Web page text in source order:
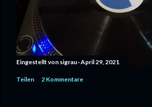
Eingestellt von sigrau April 29, 2021
Teilen 2 Kommentare